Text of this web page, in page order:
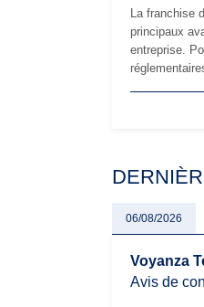
La franchise
principaux
entreprise.
les auto-
évoluent
oblige les
06/08/2026
Voyanza
Avis de